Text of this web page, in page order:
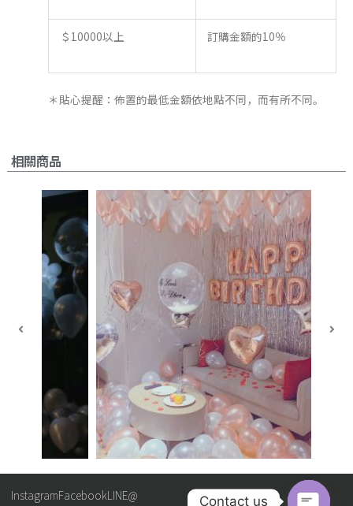
＄10000以上 訂購金額的10％
＊貼心提醒：佈置的最低金額依地點不同，而有所不同。
相關商品
InstagramFacebookLINE@ Contact us